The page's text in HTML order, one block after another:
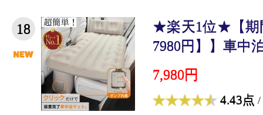
18
★楽天1位★【期
7980円】】車中
7,980円
4.43点 /